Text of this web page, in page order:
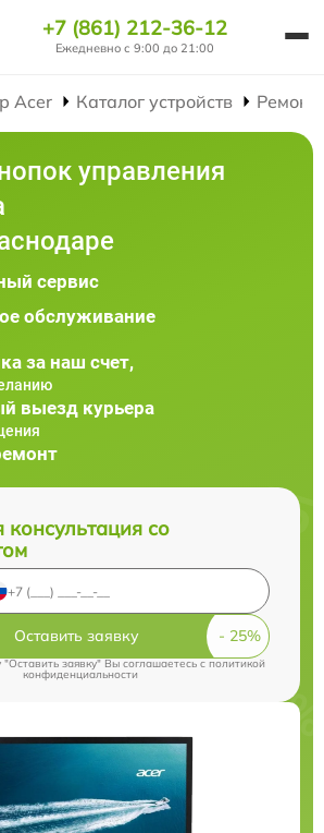
+7 (861) 212-36-12
Ежедневно с 9:00 до 21:00
Acer Каталог устройств
управления
сервис
обслуживание
за наш счет,
выезд курьера
консультация со
Оставить заявку
заявку" Вы соглашаетесь cполитикой
конфиденциальности